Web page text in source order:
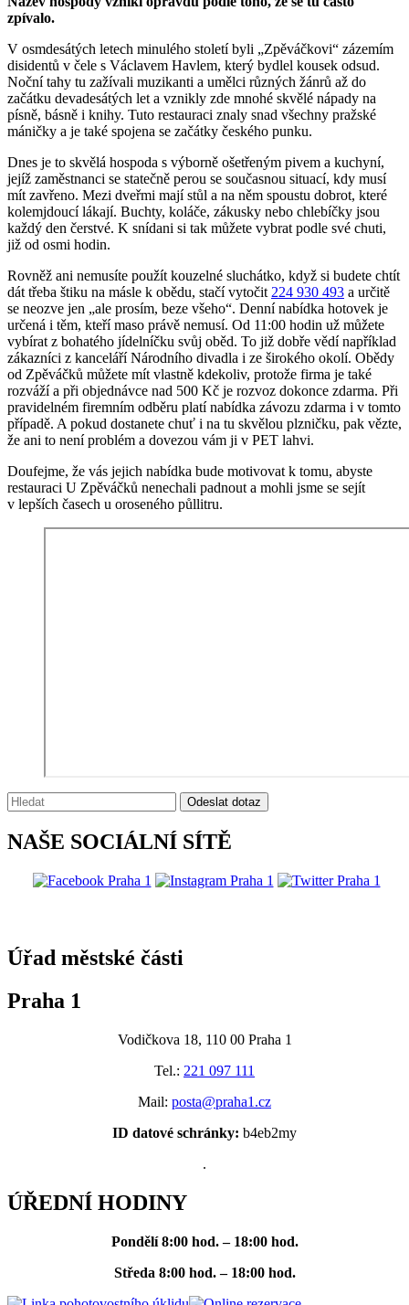
zpívalo.
V osmdesátých letech minulého století byli „Zpěváčkovi“ zázemím
disidentů v čele s Václavem Havlem, který bydlel kousek odsud.
Noční tahy tu zažívali muzikanti a umělci různých žánrů až do
začátku devadesátých let a vznikly zde mnohé skvělé nápady na
písně, básně i knihy. Tuto restauraci znaly snad všechny pražské
máničky a je také spojena se začátky českého punku.
Dnes je to skvělá hospoda s výborně ošetřeným pivem a kuchyní,
jejíž zaměstnanci se statečně perou se současnou situací, kdy musí
mít zavřeno. Mezi dveřmi mají stůl a na něm spoustu dobrot, které
kolemjdoucí lákají. Buchty, koláče, zákusky nebo chlebíčky jsou
každý den čerstvé. K snídani si tak můžete vybrat podle své chuti,
již od osmi hodin.
Rovněž ani nemusíte použít kouzelné sluchátko, když si budete chtít
dát třeba štiku na másle k obědu, stačí vytočit224 930 493 a určitě
se neozve jen „ale prosím, beze všeho“. Denní nabídka hotovek je
určená i těm, kteří maso právě nemusí. Od 11:00 hodin už můžete
vybírat z bohatého jídelníčku svůj oběd. To již dobře vědí například
zákazníci z kanceláří Národního divadla i ze širokého okolí. Obědy
od Zpěváčků můžete mít vlastně kdekoliv, protože firma je také
rozváží a při objednávce nad 500 Kč je rozvoz dokonce zdarma. Při
pravidelném firemním odběru platí nabídka závozu zdarma i v tomto
případě. A pokud dostanete chuť i na tu skvělou plzničku, pak vězte,
že ani to není problém a dovezou vám ji v PET lahvi.
Doufejme, že vás jejich nabídka bude motivovat k tomu, abyste
restauraci U Zpěváčků nenechali padnout a mohli jsme se sejít
v lepších časech u oroseného půllitru.
Vyhledávání: Odeslat dotaz
NAŠE SOCIÁLNÍ SÍTĚ
Úřad městské části
Praha 1
Vodičkova 18, 110 00 Praha 1
Tel.: 221 097 111
Mail: posta@praha1.cz
ID datové schránky: b4eb2my
.
ÚŘEDNÍ HODINY
Pondělí 8:00 hod. – 18:00 hod.
Středa 8:00 hod. – 18:00 hod.